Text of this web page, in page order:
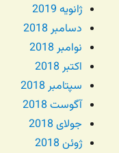
ژانویه 2019
دسامبر 2018
نوامبر 2018
اکتبر 2018
سپتامبر 2018
آگوست 2018
جولای 2018
ژوئن 2018